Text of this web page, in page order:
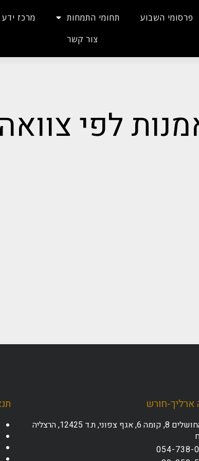
פרסומי השבוע תחומי התמחות מרכז ידע
צור קשר
לפי צוואה
ארליך-חורש
רח' החושלים 8, קומה 6, אגף צפוני, ת.ד 12425, הרצליה
054-738-